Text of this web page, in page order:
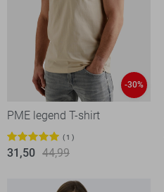
-30%
PME legend T-shirt
1
31,50 44,99